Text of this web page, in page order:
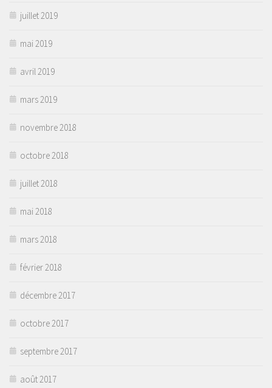
juillet 2019
mai 2019
avril 2019
mars 2019
novembre 2018
octobre 2018
juillet 2018
mai 2018
mars 2018
février 2018
décembre 2017
octobre 2017
septembre 2017
août 2017